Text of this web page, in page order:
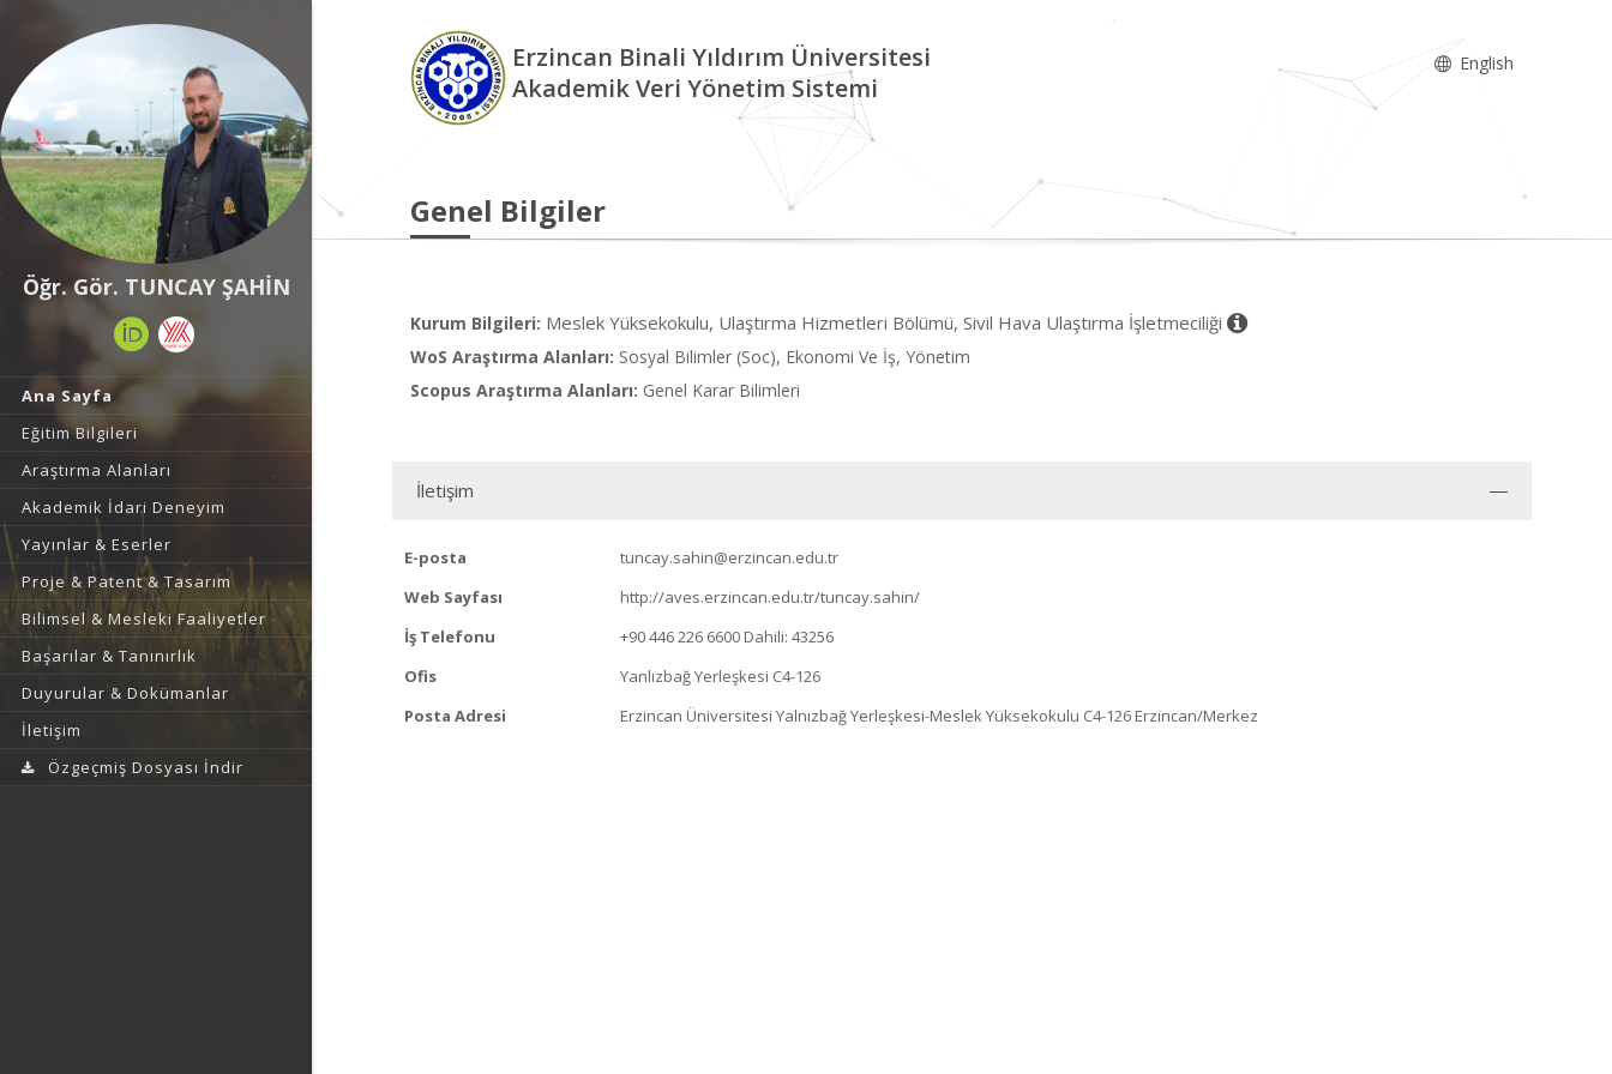
Öğr. Gör. TUNCAY ŞAHİN
Ana Sayfa
Eğitim Bilgileri
Araştırma Alanları
Akademik İdari Deneyim
Yayınlar & Eserler
Proje & Patent & Tasarım
Bilimsel & Mesleki Faaliyetler
Başarılar & Tanınırlık
Duyurular & Dokümanlar
İletişim
Özgeçmiş Dosyası İndir
Erzincan Binali Yıldırım Üniversitesi
Akademik Veri Yönetim Sistemi
English
Genel Bilgiler
Kurum Bilgileri: Meslek Yüksekokulu, Ulaştırma Hizmetleri Bölümü, Sivil Hava Ulaştırma İşletmeciliği
WoS Araştırma Alanları: Sosyal Bilimler (Soc), Ekonomi Ve İş, Yönetim
Scopus Araştırma Alanları: Genel Karar Bilimleri
İletişim
E-posta
tuncay.sahin@erzincan.edu.tr
Web Sayfası
http://aves.erzincan.edu.tr/tuncay.sahin/
İş Telefonu
+90 446 226 6600 Dahili: 43256
Ofis
Yanlızbağ Yerleşkesi C4-126
Posta Adresi
Erzincan Üniversitesi Yalnızbağ Yerleşkesi-Meslek Yüksekokulu C4-126 Erzincan/Merkez